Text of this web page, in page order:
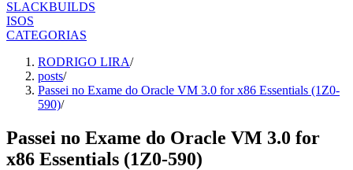
SLACKBUILDS
ISOS
CATEGORIAS
RODRIGO LIRA/
posts/
Passei no Exame do Oracle VM 3.0 for x86 Essentials (1Z0-
590)/
Passei no Exame do Oracle VM 3.0 for
x86 Essentials (1Z0-590)